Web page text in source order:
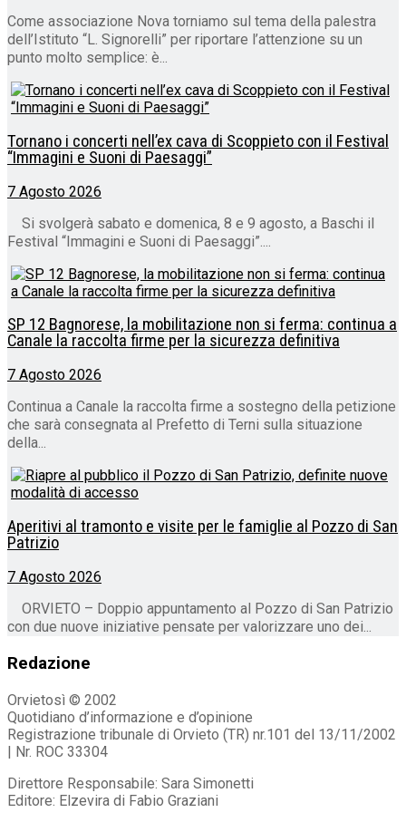
Come associazione Nova torniamo sul tema della palestra
dell’Istituto “L. Signorelli” per riportare l’attenzione su un
punto molto semplice: è...
Tornano i concerti nell’ex cava di Scoppieto con il Festival
“Immagini e Suoni di Paesaggi”
7 Agosto 2026
Si svolgerà sabato e domenica, 8 e 9 agosto, a Baschi il
Festival “Immagini e Suoni di Paesaggi”....
SP 12 Bagnorese, la mobilitazione non si ferma: continua a
Canale la raccolta firme per la sicurezza definitiva
7 Agosto 2026
Continua a Canale la raccolta firme a sostegno della petizione
che sarà consegnata al Prefetto di Terni sulla situazione
della...
Aperitivi al tramonto e visite per le famiglie al Pozzo di San
Patrizio
7 Agosto 2026
ORVIETO – Doppio appuntamento al Pozzo di San Patrizio
con due nuove iniziative pensate per valorizzare uno dei...
Redazione
Orvietosì © 2002
Quotidiano d’informazione e d’opinione
Registrazione tribunale di Orvieto (TR) nr.101 del 13/11/2002
| Nr. ROC 33304
Direttore Responsabile: Sara Simonetti
Editore: Elzevira di Fabio Graziani